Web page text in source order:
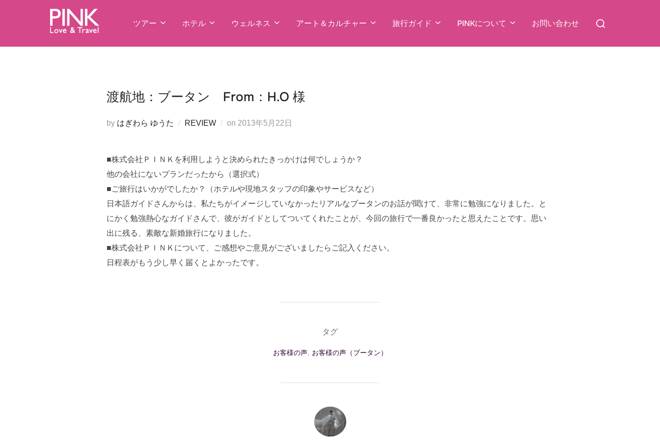
ン
ツアー ホテル ウェルネス アート＆カルチャー 旅行ガイド PINKについて お問い合わせ
対
渡航地：ブータン From：H.O 様
by はぎわら ゆうた REVIEW on 投
2013年5月22日
■株式会社ＰＩＮＫを利用しようと決められたきっかけは何でしょうか？
他の会社にないプランだったから（選択式）
■ご旅行はいかがでしたか？（ホテルや現地スタッフの印象やサービスなど）
日本語ガイドさんからは、私たちがイメージしていなかったリアルなブータンのお話が聞けて、非常に勉強になりました。と
にかく勉強熱心なガイドさんで、彼がガイドとしてついてくれたことが、今回の旅行で一番良かったと思えたことです。思い
出に残る、素敵な新婚旅行になりました。
■株式会社ＰＩＮＫについて、ご感想やご意見がございましたらご記入ください。
日程表がもう少し早く届くとよかったです。
タグ
お客様の声, お客様の声（ブータン）
投稿者